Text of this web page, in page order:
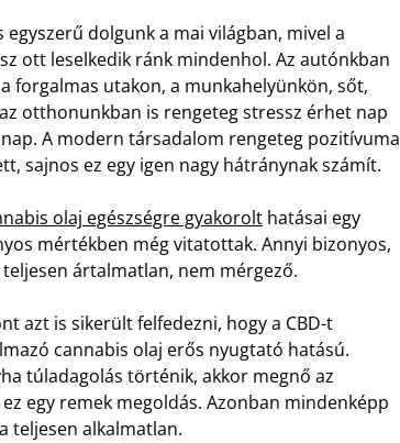
egyszerű dolgunk a mai világban, mivel a
ott leselkedik ránk mindenhol. Az autónkban
forgalmas utakon, a munkahelyünkön, sőt,
otthonunkban is rengeteg stressz érhet nap
A modern társadalom rengeteg pozitívuma
sajnos ez egy igen nagy hátránynak számít.
olaj egészségre gyakorolt hatásai egy
mértékben még vitatottak. Annyi bizonyos,
teljesen ártalmatlan, nem mérgező.
azt is sikerült felfedezni, hogy a CBD-t
cannabis olaj erős nyugtató hatású.
túladagolás történik, akkor megnő az
egy remek megoldás. Azonban mindenképp
teljesen alkalmatlan.